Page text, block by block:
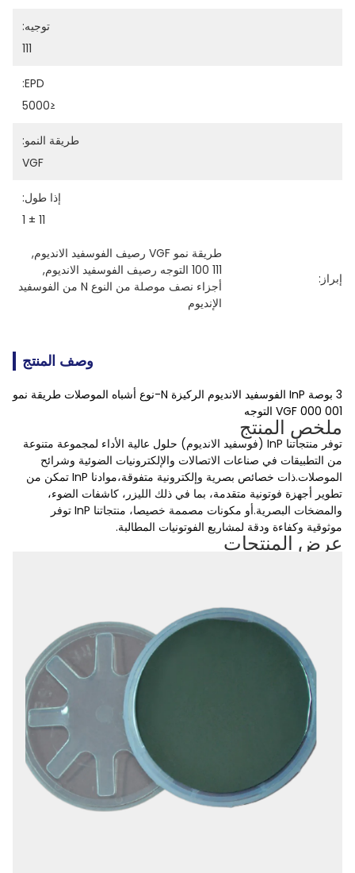
توجيه:
111
EPD:
≤5000
طريقة النمو:
VGF
إذا طول:
11 ± 1
إبراز:
طريقة نمو VGF رصيف الفوسفيد الانديوم
,
111 100 التوجه رصيف الفوسفيد الانديوم
,
أجزاء نصف موصلة من النوع N من الفوسفيد
الإنديوم
وصف المنتج
3 بوصة InP الفوسفيد الانديوم الركيزة N-نوع أشباه الموصلات طريقة نمو
VGF 000 001 التوجه
ملخص المنتج
توفر منتجاتنا InP (فوسفيد الانديوم) حلول عالية الأداء لمجموعة متنوعة
من التطبيقات في صناعات الاتصالات والإلكترونيات الضوئية وشرائح
الموصلات.ذات خصائص بصرية وإلكترونية متفوقة،موادنا InP تمكن من
تطوير أجهزة فوتونية متقدمة، بما في ذلك الليزر، كاشفات الضوء،
والمضخات البصرية.أو مكونات مصممة خصيصا، منتجاتنا InP توفر
موثوقية وكفاءة ودقة لمشاريع الفوتونيات المطالبة.
عرض المنتجات